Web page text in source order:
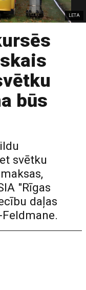
LETA
būs
svētku
"Rīgas
daļas